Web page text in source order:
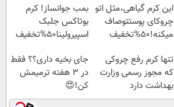
این کرم گیاهی،مثل اتو
چروکای پوستتوصاف
میکنه!50%تخفیف
بمب جوانساز! کرم
بوتاکس جلبک
اسپیرولینا50%تخفیف
تنها کرم رفع چروکی
که مجوز رسمی وزارت
بهداشت دارد
جای بخیه داری؟؟ فقط
در 3 هفته ترمیمش
کن!😍